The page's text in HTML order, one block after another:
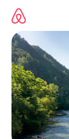
съдържанието